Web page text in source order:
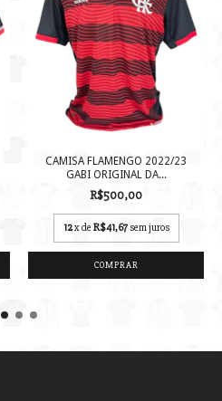
CAMISA FLAMENGO 2022/23
GABI ORIGINAL DA...
R$500,00
12x de R$41,67 sem juros
COMPRAR